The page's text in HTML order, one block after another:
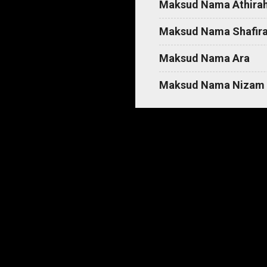
Maksud Nama
Maksud Nama
Maksud Nama Ara
Maksud Nama Nizam